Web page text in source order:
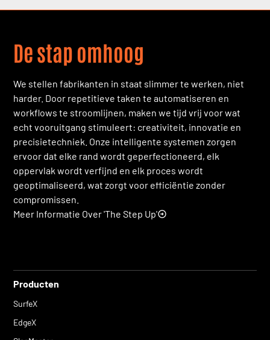
De stap omhoog
We stellen fabrikanten in staat slimmer te werken, niet
harder. Door repetitieve taken te automatiseren en
workflows te stroomlijnen, maken we tijd vrij voor wat
echt vooruitgang stimuleert: creativiteit, innovatie en
precisietechniek. Onze intelligente systemen zorgen
ervoor dat elke rand wordt geperfectioneerd, elk
oppervlak wordt verfijnd en elk proces wordt
geoptimaliseerd, wat zorgt voor efficiëntie zonder
compromissen.
Meer Informatie Over 'The Step Up'
Producten
SurfeX
EdgeX